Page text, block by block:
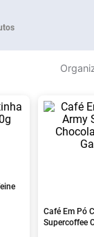
Café Em Pó
Supercoffee